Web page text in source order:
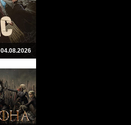
04.08.2026